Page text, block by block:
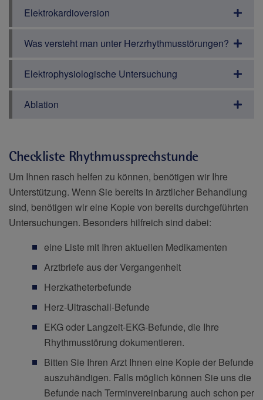
Elektrokardioversion
Was versteht man unter Herzrhythmusstörungen?
Elektrophysiologische Untersuchung
Ablation
Checkliste Rhythmussprechstunde
Um Ihnen rasch helfen zu können, benötigen wir Ihre
Unterstützung. Wenn Sie bereits in ärztlicher Behandlung
sind, benötigen wir eine Kopie von bereits durchgeführten
Untersuchungen. Besonders hilfreich sind dabei:
eine Liste mit Ihren aktuellen Medikamenten
Arztbriefe aus der Vergangenheit
Herzkatheterbefunde
Herz-Ultraschall-Befunde
EKG oder Langzeit-EKG-Befunde, die Ihre
Rhythmusstörung dokumentieren.
Bitten Sie Ihren Arzt Ihnen eine Kopie der Befunde
auszuhändigen. Falls möglich können Sie uns die
Befunde nach Terminvereinbarung auch schon per